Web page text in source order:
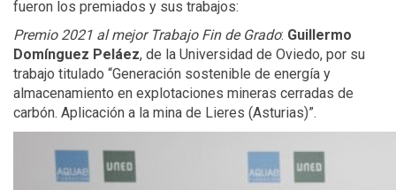
fueron los premiados y sus trabajos:
Premio 2021 al mejor Trabajo Fin de Grado: Guillermo
Domínguez Peláez, de la Universidad de Oviedo, por su
trabajo titulado “Generación sostenible de energía y
almacenamiento en explotaciones mineras cerradas de
carbón. Aplicación a la mina de Lieres (Asturias)”.